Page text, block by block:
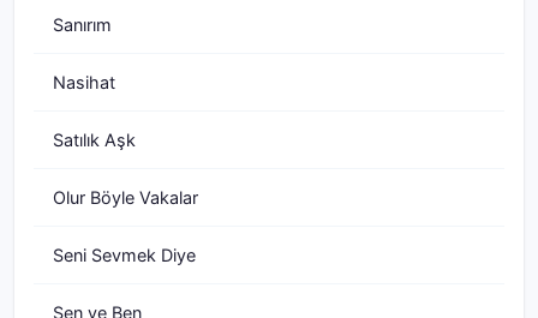
Sanırım
Nasihat
Satılık Aşk
Olur Böyle Vakalar
Seni Sevmek Diye
Sen ve Ben